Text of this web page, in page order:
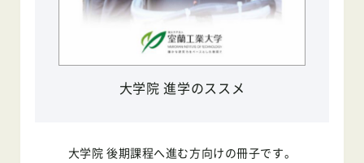
大学院 進学のススメ
大学院 後期課程へ進む方向けの冊子です。